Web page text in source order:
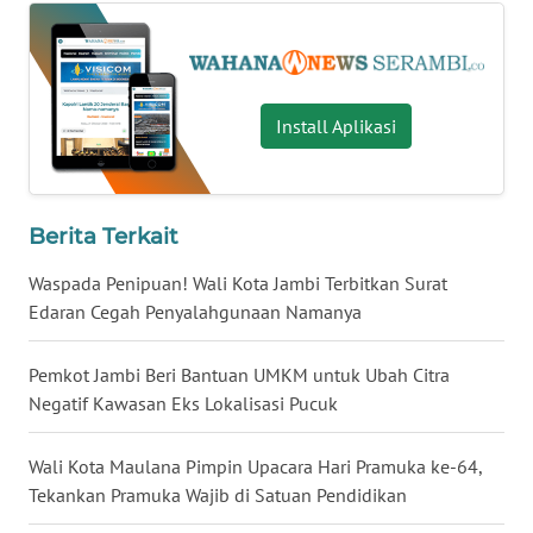
Install Aplikasi
Berita Terkait
Waspada Penipuan! Wali Kota Jambi Terbitkan Surat
Edaran Cegah Penyalahgunaan Namanya
Pemkot Jambi Beri Bantuan UMKM untuk Ubah Citra
Negatif Kawasan Eks Lokalisasi Pucuk
Wali Kota Maulana Pimpin Upacara Hari Pramuka ke-64,
Tekankan Pramuka Wajib di Satuan Pendidikan
SULTENG
WN
SULBAR
WN
WN
SUMBAR
WN
BENGKULU